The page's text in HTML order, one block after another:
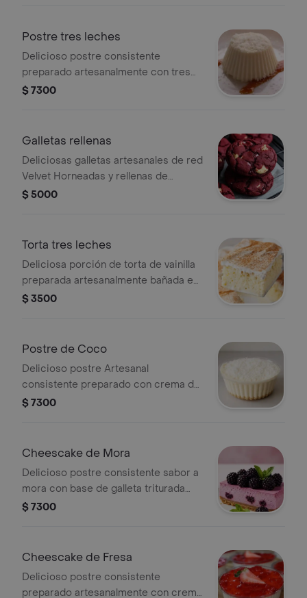
Postre tres leches
Delicioso postre consistente
preparado artesanalmente con tres
leches y crema de la casa con leche
$ 7300
Galletas rellenas
Deliciosas galletas artesanales de red
Velvet Horneadas y rellenas de
frosting de la casa
$ 5000
Torta tres leches
Deliciosa porción de torta de vainilla
preparada artesanalmente bañada en
tres leches de la mejor calidad
$ 3500
Postre de Coco
Delicioso postre Artesanal
consistente preparado con crema de
la casa y trocitos de coco rayado
$ 7300
Cheescake de Mora
Delicioso postre consistente sabor a
mora con base de galleta triturada
mezclada con mantequilla y
$ 7300
Cheescake de Fresa
Delicioso postre consistente
preparado artesanalmente con crema